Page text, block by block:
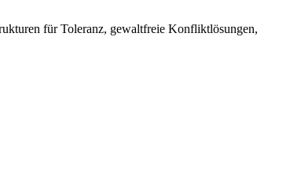
für Toleranz, gewaltfreie Konfliktlösungen,